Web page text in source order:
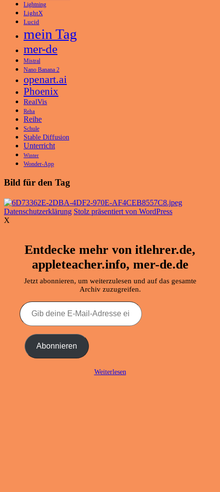
Lightning
LightX
Lucid
mein Tag
mer-de
Mistral
Nano Banana 2
openart.ai
Phoenix
RealVis
Reha
Reihe
Schule
Stable Diffusion
Unterricht
Winter
Wonder-App
Bild für den Tag
Datenschutzerklärung Stolz präsentiert von WordPress
X
Entdecke mehr von itlehrer.de,
appleteacher.info, mer-de.de
Jetzt abonnieren, um weiterzulesen und auf das gesamte
Archiv zuzugreifen.
Gib
deine
E-
Adresse
ein ... Abonnieren
Weiterlesen